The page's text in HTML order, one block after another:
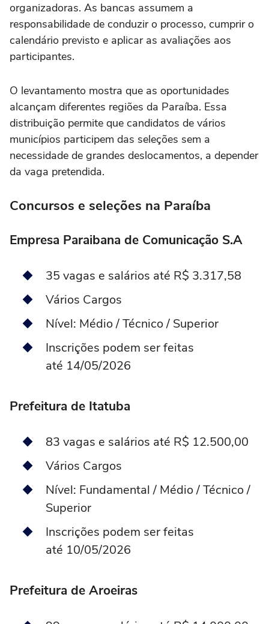
organizadoras. As bancas assumem a
responsabilidade de conduzir o processo, cumprir o
calendário previsto e aplicar as avaliações aos
participantes.
O levantamento mostra que as oportunidades
alcançam diferentes regiões da Paraíba. Essa
distribuição permite que candidatos de vários
municípios participem das seleções sem a
necessidade de grandes deslocamentos, a depender
da vaga pretendida.
Concursos e seleções na Paraíba
Empresa Paraibana de Comunicação S.A
35 vagas e salários até R$ 3.317,58
Vários Cargos
Nível: Médio / Técnico / Superior
Inscrições podem ser feitas
até 14/05/2026
Prefeitura de Itatuba
83 vagas e salários até R$ 12.500,00
Vários Cargos
Nível: Fundamental / Médio / Técnico /
Superior
Inscrições podem ser feitas
até 10/05/2026
Prefeitura de Aroeiras